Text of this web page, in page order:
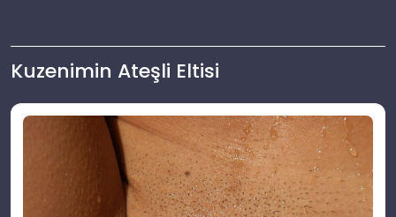
Kuzenimin Ateşli Eltisi